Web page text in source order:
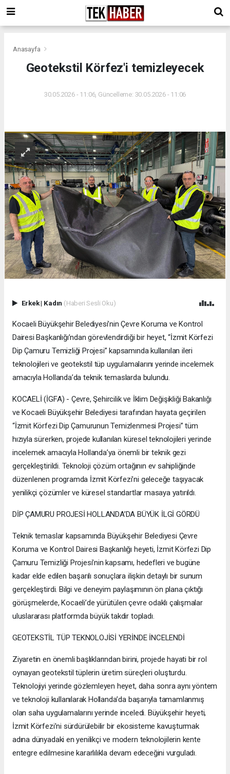
Anasayfa
Geotekstil Körfez'i temizleyecek
30.05.2026 - 11:06, Güncelleme: 30.05.2026 - 11:06
Erkek| Kadın (Haberi Sesli Oku)
Kocaeli Büyükşehir Belediyesi’nin Çevre Koruma ve Kontrol
Dairesi Başkanlığı’ndan görevlendirdiği bir heyet, “İzmit Körfezi
Dip Çamuru Temizliği Projesi” kapsamında kullanılan ileri
teknolojileri ve geotekstil tüp uygulamalarını yerinde incelemek
amacıyla Hollanda’da teknik temaslarda bulundu.
KOCAELİ (İGFA) - Çevre, Şehircilik ve İklim Değişikliği Bakanlığı
ve Kocaeli Büyükşehir Belediyesi tarafından hayata geçirilen
“İzmit Körfezi Dip Çamurunun Temizlenmesi Projesi” tüm
hızıyla sürerken, projede kullanılan küresel teknolojileri yerinde
incelemek amacıyla Hollanda’ya önemli bir teknik gezi
gerçekleştirildi. Teknoloji çözüm ortağının ev sahipliğinde
düzenlenen programda İzmit Körfezi’ni geleceğe taşıyacak
yenilikçi çözümler ve küresel standartlar masaya yatırıldı.
DİP ÇAMURU PROJESİ HOLLANDA’DA BÜYÜK İLGİ GÖRDÜ
Teknik temaslar kapsamında Büyükşehir Belediyesi Çevre
Koruma ve Kontrol Dairesi Başkanlığı heyeti, İzmit Körfezi Dip
Çamuru Temizliği Projesi’nin kapsamı, hedefleri ve bugüne
kadar elde edilen başarılı sonuçlara ilişkin detaylı bir sunum
gerçekleştirdi. Bilgi ve deneyim paylaşımının ön plana çıktığı
görüşmelerde, Kocaeli’de yürütülen çevre odaklı çalışmalar
uluslararası platformda büyük takdir topladı.
GEOTEKSTİL TÜP TEKNOLOJİSİ YERİNDE İNCELENDİ
Ziyaretin en önemli başlıklarından birini, projede hayati bir rol
oynayan geotekstil tüplerin üretim süreçleri oluşturdu.
Teknolojiyi yerinde gözlemleyen heyet, daha sonra aynı yöntem
ve teknoloji kullanılarak Hollanda’da başarıyla tamamlanmış
olan saha uygulamalarını yerinde inceledi. Büyükşehir heyeti,
İzmit Körfezi’ni sürdürülebilir bir ekosisteme kavuşturmak
adına dünyadaki en yenilikçi ve modern teknolojilerin kente
entegre edilmesine kararlılıkla devam edeceğini vurguladı.